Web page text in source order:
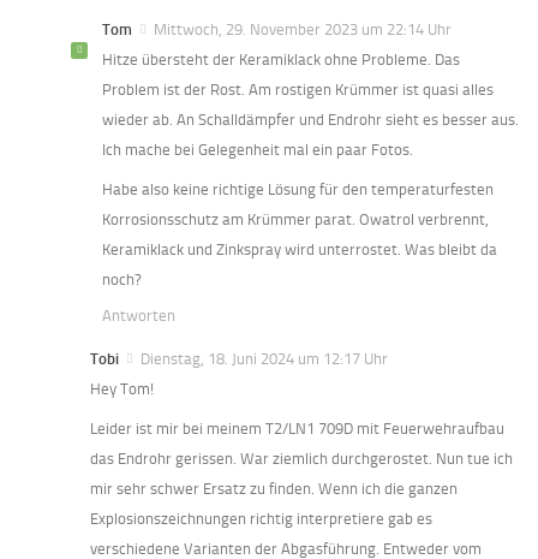
Tom
Mittwoch, 29. November 2023 um 22:14 Uhr
Hitze übersteht der Keramiklack ohne Probleme. Das
Problem ist der Rost. Am rostigen Krümmer ist quasi alles
wieder ab. An Schalldämpfer und Endrohr sieht es besser aus.
Ich mache bei Gelegenheit mal ein paar Fotos.
Habe also keine richtige Lösung für den temperaturfesten
Korrosionsschutz am Krümmer parat. Owatrol verbrennt,
Keramiklack und Zinkspray wird unterrostet. Was bleibt da
noch?
Antworten
Tobi
Dienstag, 18. Juni 2024 um 12:17 Uhr
Hey Tom!
Leider ist mir bei meinem T2/LN1 709D mit Feuerwehraufbau
das Endrohr gerissen. War ziemlich durchgerostet. Nun tue ich
mir sehr schwer Ersatz zu finden. Wenn ich die ganzen
Explosionszeichnungen richtig interpretiere gab es
verschiedene Varianten der Abgasführung. Entweder vom